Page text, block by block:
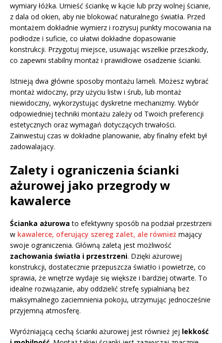
wymiary łóżka. Umieść ściankę w kącie lub przy wolnej ścianie,
z dala od okien, aby nie blokować naturalnego światła. Przed
montażem dokładnie wymierz i rozrysuj punkty mocowania na
podłodze i suficie, co ułatwi dokładne dopasowanie
konstrukcji. Przygotuj miejsce, usuwając wszelkie przeszkody,
co zapewni stabilny montaż i prawidłowe osadzenie ścianki.
Istnieją dwa główne sposoby montażu lameli. Możesz wybrać
montaż widoczny, przy użyciu listw i śrub, lub montaż
niewidoczny, wykorzystując dyskretne mechanizmy. Wybór
odpowiedniej techniki montażu zależy od Twoich preferencji
estetycznych oraz wymagań dotyczących trwałości.
Zainwestuj czas w dokładne planowanie, aby finalny efekt był
zadowalający.
Zalety i ograniczenia ścianki
ażurowej jako przegrody w
kawalerce
Ścianka ażurowa to efektywny sposób na podział przestrzeni
w kawalerce, oferujący szereg zalet, ale również mający
swoje ograniczenia. Główną zaletą jest możliwość
zachowania światła i przestrzeni. Dzięki ażurowej
konstrukcji, dostatecznie przepuszcza światło i powietrze, co
sprawia, że wnętrze wydaje się większe i bardziej otwarte. To
idealne rozwiązanie, aby oddzielić strefę sypialnianą bez
maksymalnego zaciemnienia pokoju, utrzymując jednocześnie
przyjemną atmosferę.
Wyróżniającą cechą ścianki ażurowej jest również jej lekkość